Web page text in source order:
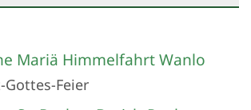
2026
Mariä Himmelfahrt Wanlo
Gottes-Feier